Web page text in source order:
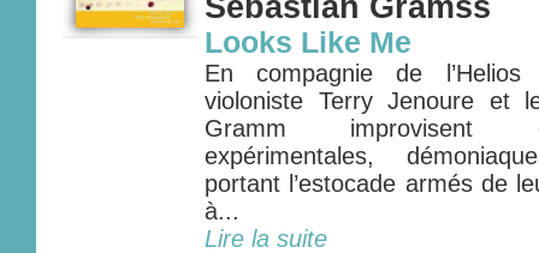
Sebastian Gramss
Looks Like Me
En compagnie de
violoniste Terry Jenoure et
Gramm improvisent
expérimentales,
portant l’estocade armés de
à...
Lire la suite